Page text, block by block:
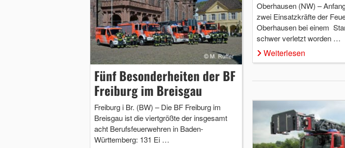
Fünf Besonderheiten der BF
Freiburg im Breisgau
Freiburg i Br. (BW) – Die BF Freiburg im
Breisgau ist die viertgrößte der insgesamt
acht Berufsfeuerwehren in Baden-
Württemberg: 131 Ei …
Oberhausen (NW) –
zwei Einsatzkräfte der
Oberhausen bei einem
schwer verletzt worden …
Weiterlesen